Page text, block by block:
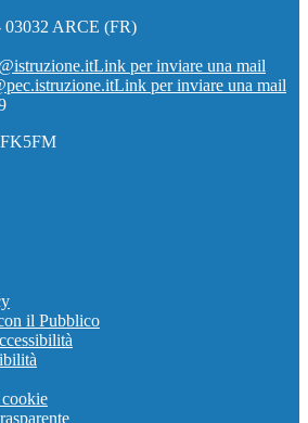
03032 ARCE (FR)
Link per inviare una mail
Link per inviare una mail
il Pubblico
cookie